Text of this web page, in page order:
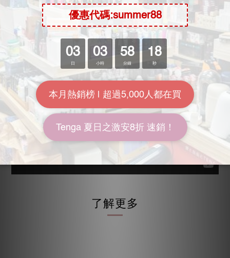
演繹最真實感覺的潤滑液 [REAL]。
最接近天然分泌的潤滑液，使用成分透析技術製造，實現
超真實的使用感！
了解更多